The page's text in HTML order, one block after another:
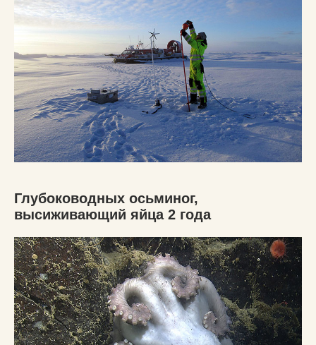
Глубоководных осьминог,
высиживающий яйца 2 года